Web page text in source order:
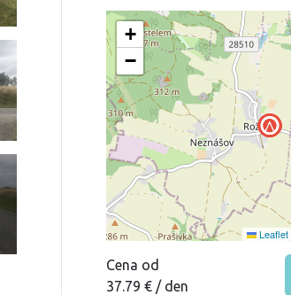
+
−
Leaflet
Cena od
37.79 €/ den